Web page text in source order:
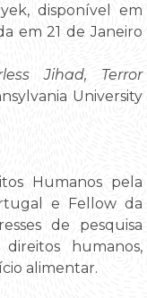
disponível em
em 21 de Janeiro
Jihad, Terror
University
Humanos pela
e Fellow da
de pesquisa
humanos,
alimentar.